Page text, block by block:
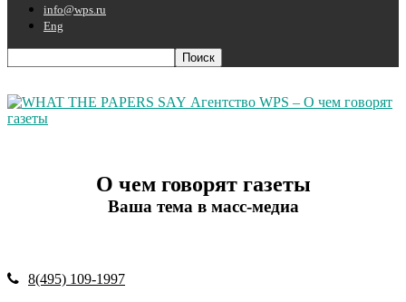
info@wps.ru
Eng
Агентство WPS – О чем говорят
газеты
О чем говорят газеты
Ваша тема в масс-медиа
8(495) 109-1997